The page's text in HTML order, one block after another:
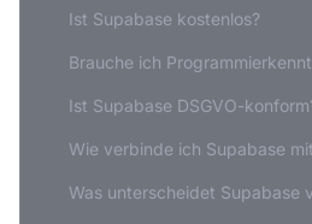
Ist Supabase kostenlos?
Brauche ich
Ist Supabase DSGVO-
Wie verbinde ich Supabase
Was unterscheidet Supabase